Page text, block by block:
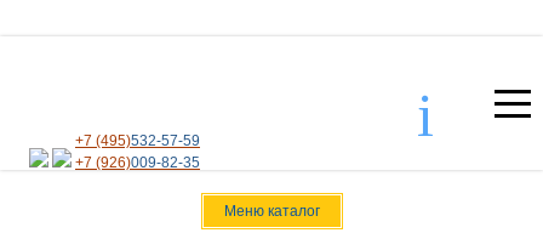
+7 (495)532-57-59
+7 (926)009-82-35
i
Меню каталог